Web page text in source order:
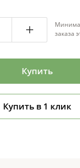
заказа
Купить
Купить в 1 клик